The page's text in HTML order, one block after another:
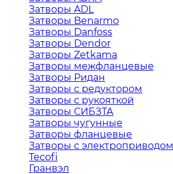
Затворы ADL
Затворы Benarmo
Затворы Danfoss
Затворы Dendor
Затворы Zetkama
Затворы межфланцевые
Затворы Ридан
Затворы с редуктором
Затворы с рукояткой
Затворы СИБЗТА
Затворы чугунные
Затворы фланцевые
Затворы с электроприводом
Tecofi
Гранвэл